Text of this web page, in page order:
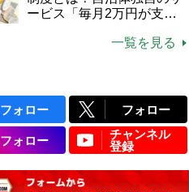
ービス「毎月2万円が支給
一覧を見る
フォロー フォロー
フォロー
チャンネル
登録